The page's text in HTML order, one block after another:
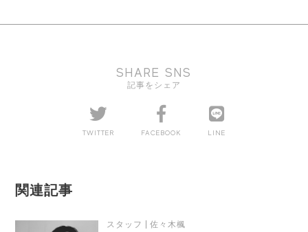
SHARE SNS
記事をシェア
TWITTER FACEBOOK LINE
関連記事
スタッフ 佐々木楓